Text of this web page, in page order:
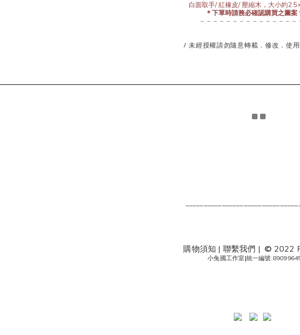
白面取手/ 紅橡皮/ 壓縮木，大小約
＊下單時請務必確認購買之圖案
－－－－－－－－－－－－－－－
/ 未經授權請勿隨意轉載．修改．使
購物須知 | 聯繫我們 |© 2022
小兔國工作室|統一編號